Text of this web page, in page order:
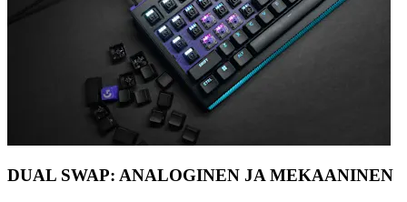
DUAL SWAP: ANALOGINEN JA MEKAANINEN